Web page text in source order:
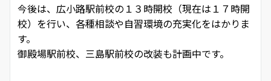
今後は、広小路駅前校の１３時開校（現在は１７時開
校）を行い、各種相談や自習環境の充実化をはかりま
す。
御殿場駅前校、三島駅前校の改装も計画中です。